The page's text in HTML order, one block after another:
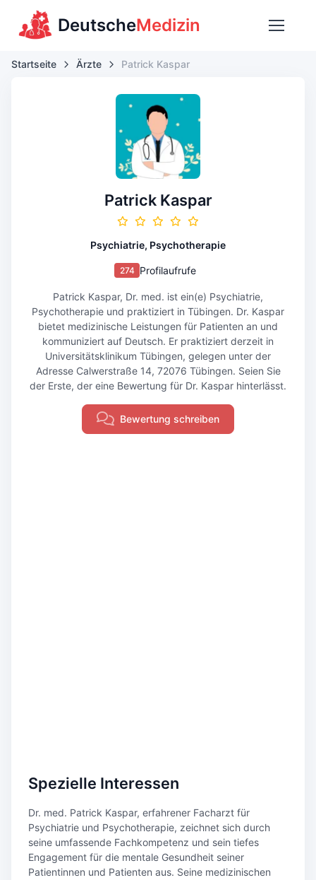
DeutscheMedizin
Startseite Ärzte Patrick Kaspar
Patrick Kaspar
Psychiatrie, Psychotherapie
274 Profilaufrufe
Patrick Kaspar, Dr. med. ist ein(e) Psychiatrie,
Psychotherapie und praktiziert in Tübingen. Dr. Kaspar
bietet medizinische Leistungen für Patienten an und
kommuniziert auf Deutsch. Er praktiziert derzeit in
Universitätsklinikum Tübingen, gelegen unter der
Adresse Calwerstraße 14, 72076 Tübingen. Seien Sie
der Erste, der eine Bewertung für Dr. Kaspar hinterlässt.
Bewertung schreiben
Spezielle Interessen
Dr. med. Patrick Kaspar, erfahrener Facharzt für
Psychiatrie und Psychotherapie, zeichnet sich durch
seine umfassende Fachkompetenz und sein tiefes
Engagement für die mentale Gesundheit seiner
Patientinnen und Patienten aus. Seine medizinischen